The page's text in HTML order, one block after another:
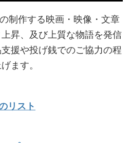
制作する映画・映像・文章
昇、及び上質な物語を発信
援や投げ銭でのご協力の程
ます。
リスト